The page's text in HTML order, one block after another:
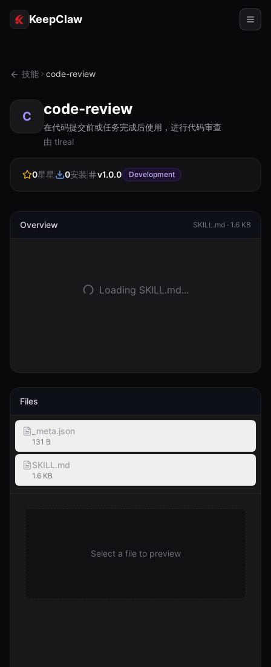
KeepClaw
令牌访问
使用案例
定价
资源
对比
登录
技能 code-review
C code-review
在代码提交前或任务完成后使用，进行代码审查
由 tlreal
0星星 0安装 v1.0.0 Development
Overview SKILL.md · 1.6 KB
Loading SKILL.md...
Files
_meta.json
131 B
SKILL.md
1.6 KB
Select a file to preview